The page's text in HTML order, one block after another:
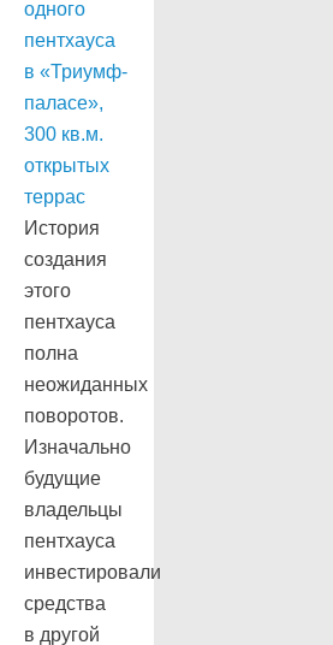
История
создания
этого
пентхауса
полна
неожиданных
поворотов.
Изначально
будущие
владельцы
пентхауса
инвестировали
средства
в другой